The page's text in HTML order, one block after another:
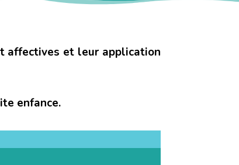
affectives et leur application
enfance.